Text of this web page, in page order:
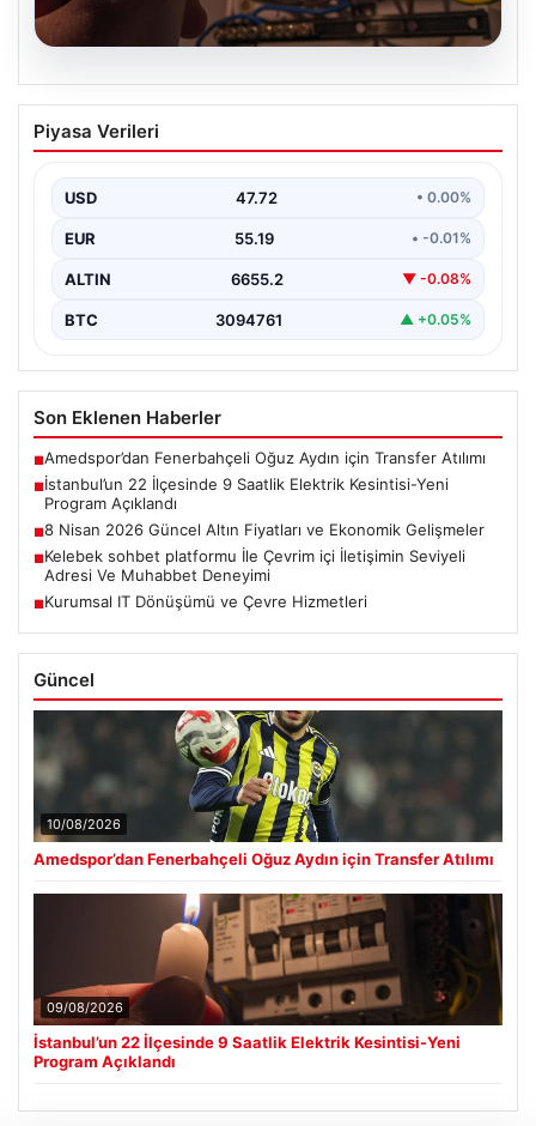
İstanbul’un 22 İlçesinde 9 Saatlik
Elektrik Kesintisi-Yeni Program
İstanbul genelinde altyapı çalışmaları ve bakım
başlatıldı.…
Piyasa Verileri
USD 47.72 • 0.00%
EUR 55.19 • -0.01%
ALTIN 6655.2 ▼ -0.08%
BTC 3094761 ▲ +0.05%
Son Eklenen Haberler
■Amedspor’dan Fenerbahçeli Oğuz Aydın için Transfer Atılımı
■İstanbul’un 22 İlçesinde 9 Saatlik Elektrik Kesintisi-Yeni
Program Açıklandı
■8 Nisan 2026 Güncel Altın Fiyatları ve Ekonomik Gelişmeler
■Kelebek sohbet platformu İle Çevrim içi İletişimin Seviyeli
Adresi Ve Muhabbet Deneyimi
■Kurumsal IT Dönüşümü ve Çevre Hizmetleri
Güncel
10/08/2026
Amedspor’dan Fenerbahçeli Oğuz Aydın için Transfer Atılımı
09/08/2026
İstanbul’un 22 İlçesinde 9 Saatlik Elektrik Kesintisi-Yeni
Program Açıklandı